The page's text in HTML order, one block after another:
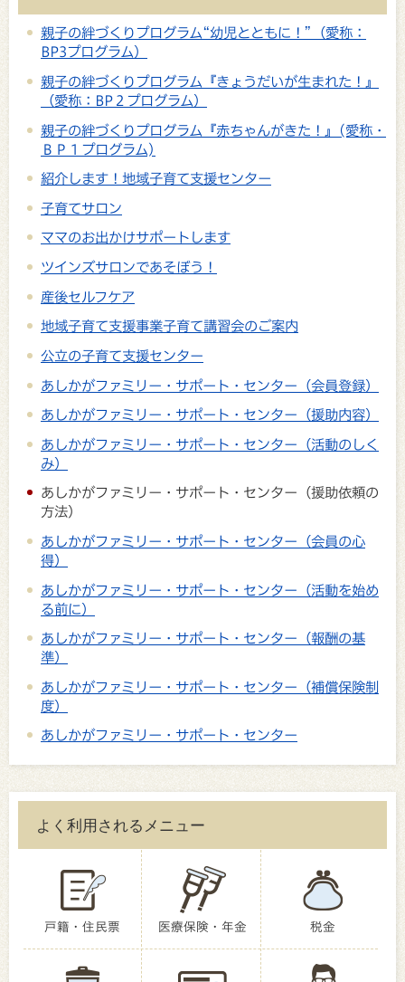
親子の絆づくりプログラム“幼児とともに！”（愛称：
BP3プログラム）
親子の絆づくりプログラム『きょうだいが生まれた！』
（愛称：BP２プログラム）
親子の絆づくりプログラム『赤ちゃんがきた！』(愛称・
ＢＰ１プログラム)
紹介します！地域子育て支援センター
子育てサロン
ママのお出かけサポートします
ツインズサロンであそぼう！
産後セルフケア
地域子育て支援事業子育て講習会のご案内
公立の子育て支援センター
あしかがファミリー・サポート・センター（会員登録）
あしかがファミリー・サポート・センター（援助内容）
あしかがファミリー・サポート・センター（活動のしく
み）
あしかがファミリー・サポート・センター（援助依頼の
方法）
あしかがファミリー・サポート・センター（会員の心
得）
あしかがファミリー・サポート・センター（活動を始め
る前に）
あしかがファミリー・サポート・センター（報酬の基
準）
あしかがファミリー・サポート・センター（補償保険制
度）
あしかがファミリー・サポート・センター
よく利用されるメニュー
戸籍・住民票 医療保険・年金 税金